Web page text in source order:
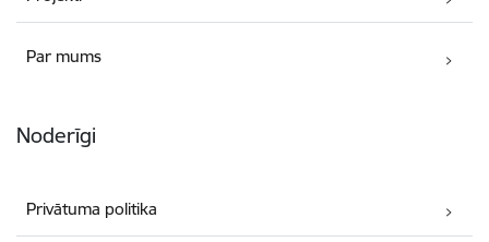
Par mums
Noderīgi
Privātuma politika